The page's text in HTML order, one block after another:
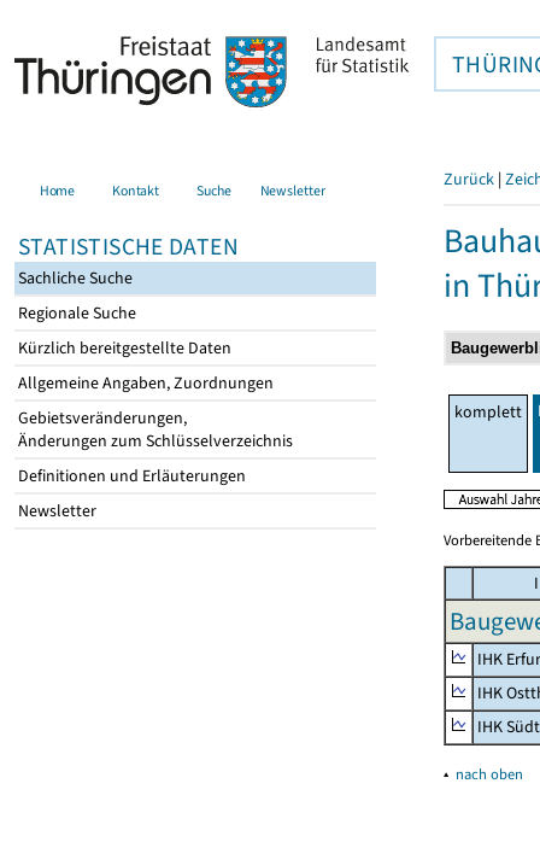
Home Kontakt Suche Newsletter
STATISTISCHE DATEN
Sachliche Suche
Regionale Suche
Kürzlich bereitgestellte Daten
Allgemeine Angaben, Zuordnungen
Gebietsveränderungen,
Änderungen zum Schlüsselverzeichnis
Definitionen und Erläuterungen
Newsletter
Zurück |
in
komplett
Vorbereitende
IHK
IHK
IHK
▴ nach oben